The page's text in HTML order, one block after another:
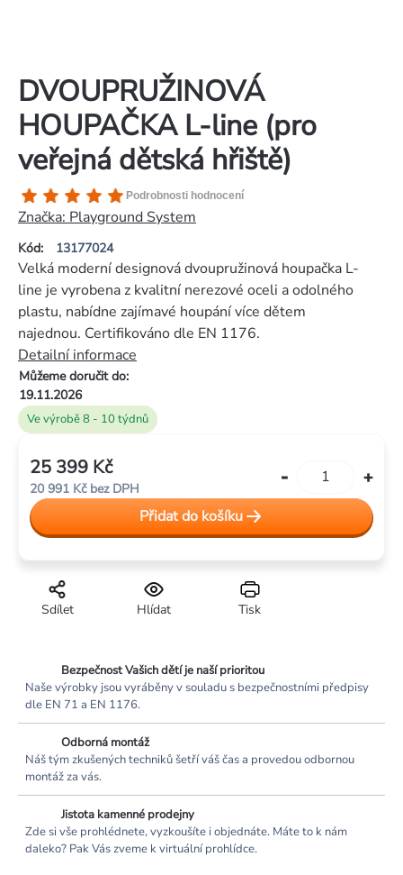
DVOUPRUŽINOVÁ
HOUPAČKA L-line (pro
veřejná dětská hřiště)
Kód: 13177024
Průměrné
hodnocení
produktu
je
5,0
5
hvězdiček.
Podrobnosti hodnocení
Značka: Playground System
Ve výrobě 8 - 10 týdnů
Můžeme doručit do:
19.11.2026
Velká moderní designová dvoupružinová houpačka L-
line je vyrobena z kvalitní nerezové oceli a odolného
plastu, nabídne zajímavé houpání více dětem
najednou. Certifikováno dle EN 1176.
Detailní informace
Tisk
Hlídat
Sdílet
25 399 Kč
20 991 Kč bez DPH
cena:
Přidat do košíku
Bezpečnost Vašich dětí je naší prioritou
Naše výrobky jsou vyráběny v souladu s bezpečnostními předpisy
dle EN 71 a EN 1176.
Odborná montáž
Náš tým zkušených techniků šetří váš čas a provedou odbornou
montáž za vás.
Jistota kamenné prodejny
Zde si vše prohlédnete, vyzkoušíte i objednáte. Máte to k nám
daleko? Pak Vás zveme k virtuální prohlídce.